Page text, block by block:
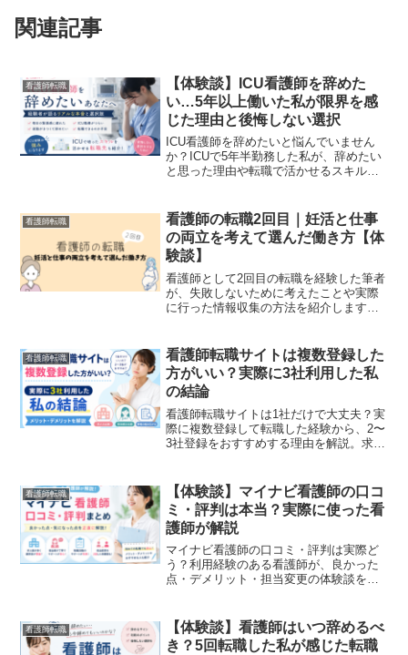
関連記事
看護師転職
【体験談】ICU看護師を辞めた
い…5年以上働いた私が限界を感
じた理由と後悔しない選択
ICU看護師を辞めたいと悩んでいません
か？ICUで5年半勤務した私が、辞めたい
と思った理由や転職で活かせるスキル、
看護師転職
看護師の転職2回目｜妊活と仕事
の両立を考えて選んだ働き方【体
験談】
看護師として2回目の転職を経験した筆者
が、失敗しないために考えたことや実際
に行った情報収集の方法を紹介します。
看護師転職
看護師転職サイトは複数登録した
方がいい？実際に3社利用した私
の結論
看護師転職サイトは1社だけで大丈夫？実
際に複数登録して転職した経験から、2〜
3社登録をおすすめする理由を解説。求人
も紹介します。
看護師転職
【体験談】マイナビ看護師の口コ
ミ・評判は本当？実際に使った看
護師が解説
マイナビ看護師の口コミ・評判は実際ど
う？利用経験のある看護師が、良かった
点・デメリット・担当変更の体験談を紹
看護師転職
【体験談】看護師はいつ辞めるべ
き？5回転職した私が感じた転職